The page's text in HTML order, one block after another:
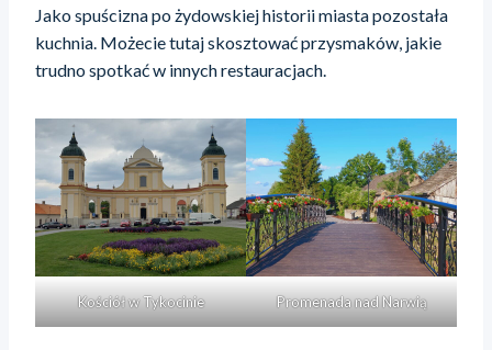
Jako spuścizna po żydowskiej historii miasta pozostała
kuchnia. Możecie tutaj skosztować przysmaków, jakie
trudno spotkać w innych restauracjach.
Kościół w Tykocinie Promenada nad Narwią